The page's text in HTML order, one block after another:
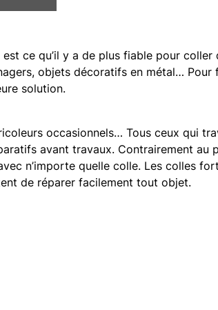
ce qu’il y a de plus fiable pour coller
objets décoratifs en métal… Pour
solution.
occasionnels… Tous ceux qui
avant travaux. Contrairement au
n’importe quelle colle. Les colles
de réparer facilement tout objet.